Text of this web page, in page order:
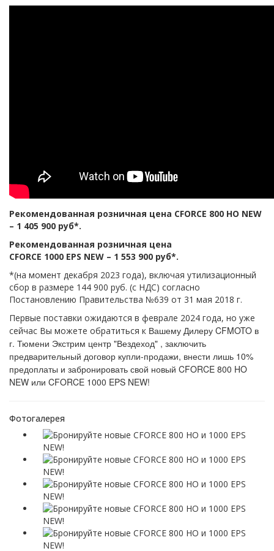
Рекомендованная розничная цена CFORCE 800 HO NEW
– 1 405 900 руб*.
Рекомендованная розничная цена
CFORCE 1000 EPS NEW – 1 553 900 руб*.
*(на момент декабря 2023 года), включая утилизационный
сбор в размере 144 900 руб. (с НДС) согласно
Постановлению Правительства №639 от 31 мая 2018 г.
Первые поставки ожидаются в феврале 2024 года, но уже
сейчас Вы можете обратиться к Вашему Дилеру CFMOTO в
г. Тюмени Экстрим центр "Вездеход" , заключить
предварительный договор купли-продажи, внести лишь 10%
предоплаты и забронировать свой новый CFORCE 800 HO
NEW или CFORCE 1000 EPS NEW!
Фотогалерея